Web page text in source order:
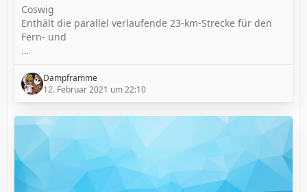
Coswig
Enthält die parallel verlaufende 23-km-Strecke für den
Fern- und
…
Dampframme
12. Februar 2021 um 22:10